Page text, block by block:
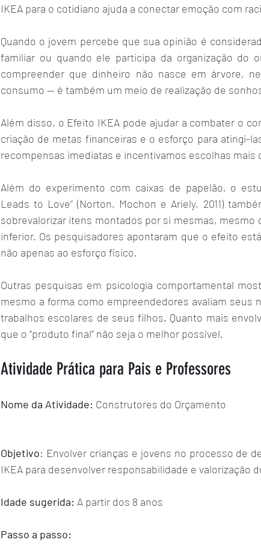
IKEA para o cotidiano ajuda a conectar emoção com
Quando o jovem percebe que sua opinião é
familiar ou quando ele participa da organização do
compreender que dinheiro não nasce em árvore,
consumo — é também um meio de realização de
Além disso, o Efeito IKEA pode ajudar a combater o
criação de metas financeiras e o esforço para atingi-
recompensas imediatas e incentivamos escolhas mais
Além do experimento com caixas de papelão, o
Leads to Love” (Norton, Mochon e Ariely, 2011)
sobrevalorizar itens montados por si mesmas,
inferior. Os pesquisadores apontaram que o efeito
não apenas ao esforço físico.
Outras pesquisas em psicologia comportamental
mesmo a forma como empreendedores avaliam seus
trabalhos escolares de seus filhos. Quanto mais
que o “produto final” não seja o melhor possível.
Atividade Prática para Pais e Professores
Nome da Atividade: Construtores do Orçamento
Objetivo: Envolver crianças e jovens no processo de
IKEA para desenvolver responsabilidade e valorização
Idade sugerida: A partir dos 8 anos
Passo a passo: